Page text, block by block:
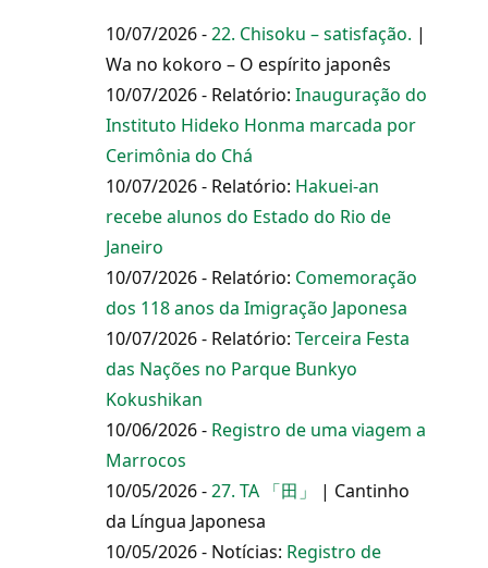
10/07/2026 -22. Chisoku – satisfação. |
Wa no kokoro – O espírito japonês
10/07/2026 - Relatório: Inauguração do
Instituto Hideko Honma marcada por
Cerimônia do Chá
10/07/2026 - Relatório: Hakuei-an
recebe alunos do Estado do Rio de
Janeiro
10/07/2026 - Relatório: Comemoração
dos 118 anos da Imigração Japonesa
10/07/2026 - Relatório: Terceira Festa
das Nações no Parque Bunkyo
Kokushikan
10/06/2026 - Registro de uma viagem a
Marrocos
10/05/2026 -27. TA 「田」
| Cantinho
da Língua Japonesa
10/05/2026 - Notícias: Registro de